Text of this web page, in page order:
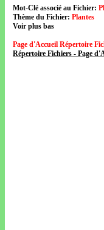
Mot-Clé associé au Fichier:
Thème du Fichier: Plantes
Voir plus bas
Page d'Accueil Répertoire
Répertoire Fichiers - Page